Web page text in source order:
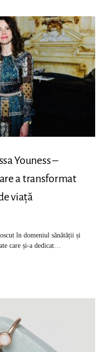
Youness –
a transformat
viață
în domeniul sănătății și
care și-a dedicat…